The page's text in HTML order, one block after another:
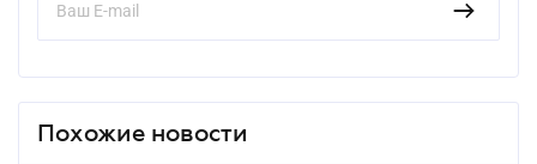
Похожие новости